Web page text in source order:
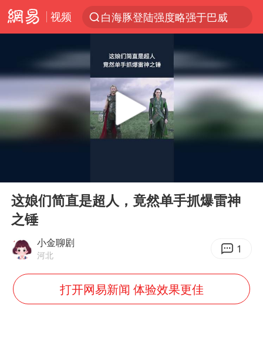
视频
白海豚登陆强度略强于巴威
上半年我国经营主体结构持续优化
《披荆斩棘2026》阵容官宣
杭州机场已取消航班388架次
中国籍豪华游艇富商之子在泰国被杀
10余省份将出现强风雨 局地特大暴雨
上海中心千吨“镇楼神器”摆动明显
女子发现前夫婚内与第三者育子
上海大部迎大暴雨
Play
这娘们简直是超人，竟然单手抓爆雷神
之锤
小金聊剧
河北 1
打开网易新闻 体验效果更佳